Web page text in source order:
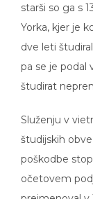
starši so ga s
Yorka, kjer je
dve leti
pa se je podal
študirat
Služenju v
študijskih
poškodbe
očetovem